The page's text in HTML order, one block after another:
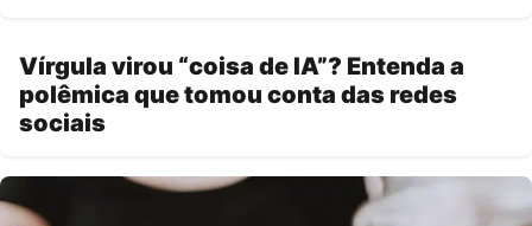
Vírgula virou “coisa de IA”? Entenda a
polêmica que tomou conta das redes
sociais